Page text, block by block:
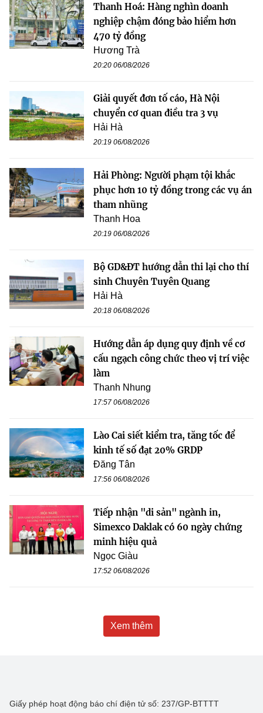
Thanh Hoá: Hàng nghìn doanh
nghiệp chậm đóng bảo hiểm hơn
470 tỷ đồng
Hương Trà
20:20 06/08/2026
Giải quyết đơn tố cáo, Hà Nội
chuyển cơ quan điều tra 3 vụ
Hải Hà
20:19 06/08/2026
Hải Phòng: Người phạm tội khắc
phục hơn 10 tỷ đồng trong các vụ án
tham nhũng
Thanh Hoa
20:19 06/08/2026
Bộ GD&ĐT hướng dẫn thi lại cho thí
sinh Chuyên Tuyên Quang
Hải Hà
20:18 06/08/2026
Hướng dẫn áp dụng quy định về cơ
cấu ngạch công chức theo vị trí việc
làm
Thanh Nhung
17:57 06/08/2026
Lào Cai siết kiểm tra, tăng tốc để
kinh tế số đạt 20% GRDP
Đăng Tân
17:56 06/08/2026
Tiếp nhận "di sản" ngành in,
Simexco Daklak có 60 ngày chứng
minh hiệu quả
Ngọc Giàu
17:52 06/08/2026
Xem thêm
Giấy phép hoạt động báo chí điện tử số: 237/GP-BTTTT